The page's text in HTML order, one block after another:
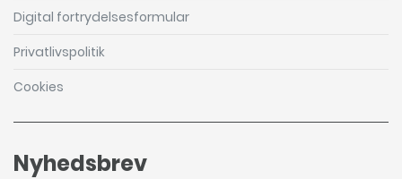
Digital fortrydelsesformular
Privatlivspolitik
Cookies
Nyhedsbrev